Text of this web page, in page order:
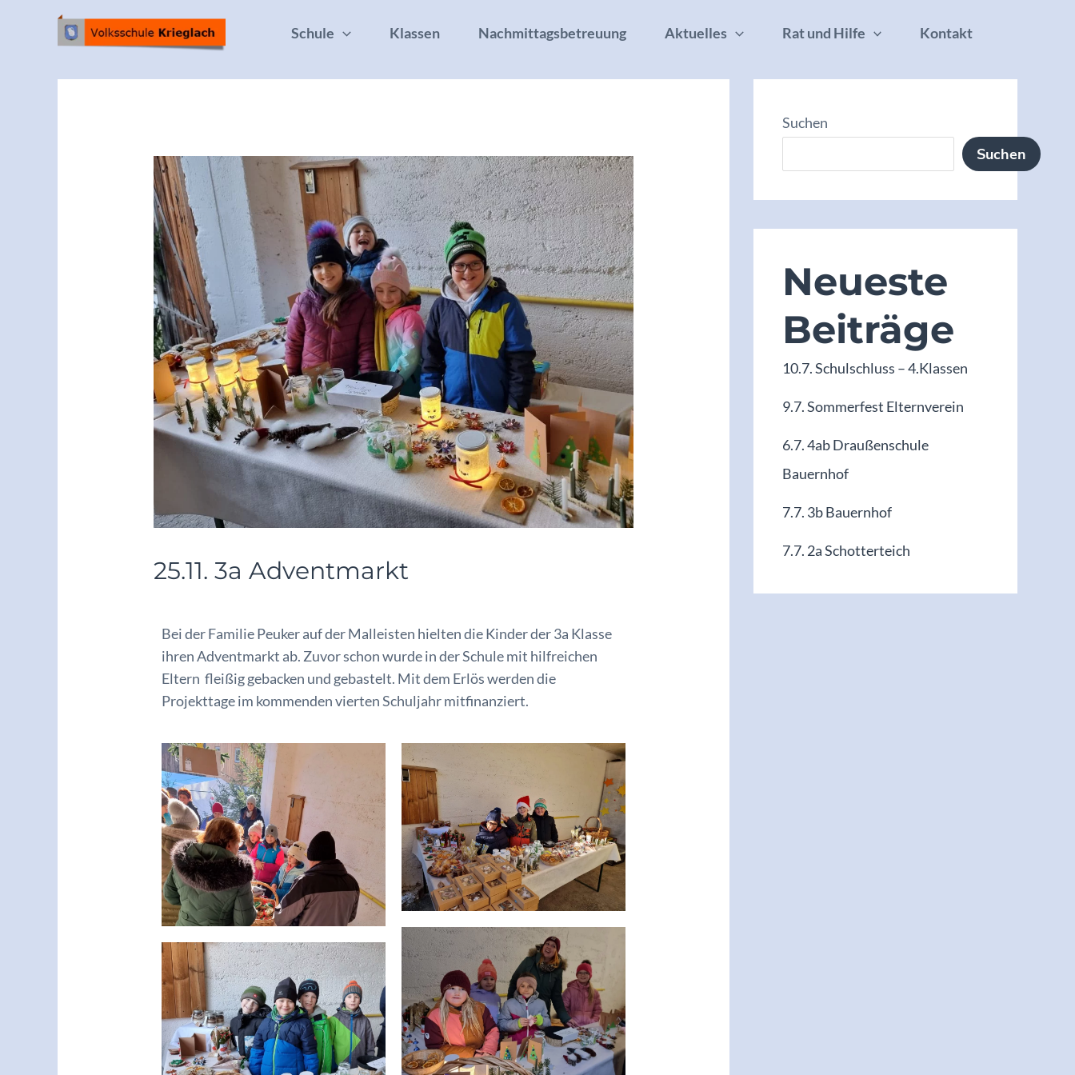
Schule Klassen Nachmittagsbetreuung Aktuelles Rat und Hilfe Kontakt
25.11. 3a Adventmarkt
Bei der Familie Peuker auf der Malleisten hielten die Kinder der 3a Klasse
ihren Adventmarkt ab. Zuvor schon wurde in der Schule mit hilfreichen
Eltern fleißig gebacken und gebastelt. Mit dem Erlös werden die
Projekttage im kommenden vierten Schuljahr mitfinanziert.
Suchen
Suchen
Neueste
Beiträge
10.7. Schulschluss – 4.Klassen
9.7. Sommerfest Elternverein
6.7. 4ab Draußenschule
Bauernhof
7.7. 3b Bauernhof
7.7. 2a Schotterteich